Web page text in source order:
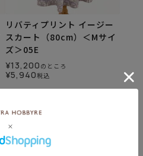
リバティプリント イージー
スカート（80cm）＜Mサイ
ズ＞05E
¥13,200 のところ
¥5,940税込